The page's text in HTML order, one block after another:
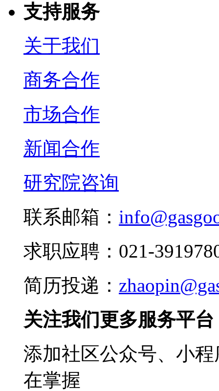
支持服务
关于我们
商务合作
市场合作
新闻合作
研究院咨询
联系邮箱：
求职应聘：021-
简历投递：
关注我们更多服务平台
添加社区公众号、小
在掌握